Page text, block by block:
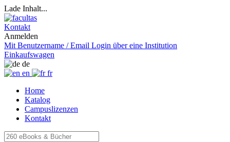
Lade Inhalt...
Kontakt
Anmelden
Mit Benutzername / Email Login über eine Institution
Einkaufswagen
de
en
fr
Home
Katalog
Campuslizenzen
Kontakt